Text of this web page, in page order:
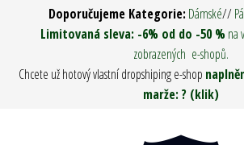
Doporučujeme Kategorie: Dámské//
Limitovaná sleva: -6% od do -50 % na
zobrazených e-shopů.
Chcete už hotový vlastní dropshiping e-shop
marže: ? (klik)